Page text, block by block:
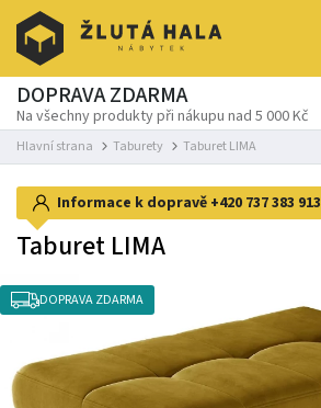
DOPRAVA ZDARMA
Na všechny produkty při nákupu nad 5 000 Kč
Hlavní strana Taburety Taburet LIMA
Informace k dopravě +420 737 383 913
Taburet LIMA
DOPRAVA ZDARMA